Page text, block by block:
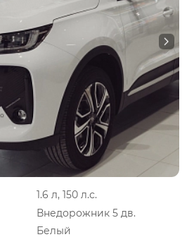
1.6 л, 150 л.с.
Внедорожник 5 дв.
Белый